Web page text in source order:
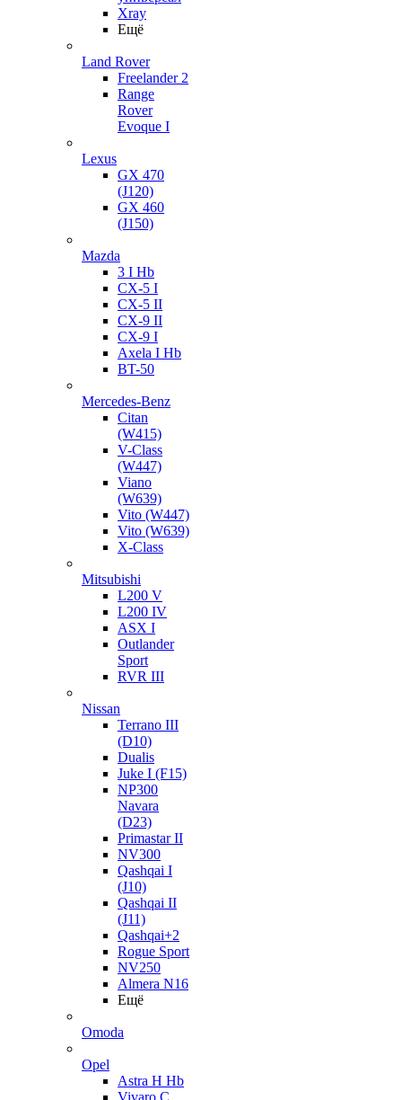
Xray
Ещё
Land Rover
Freelander 2
Range
Rover
Evoque I
Lexus
GX 470
(J120)
GX 460
(J150)
Mazda
3 I Hb
CX-5 I
CX-5 II
CX-9 II
CX-9 I
Axela I Hb
BT-50
Mercedes-Benz
Citan
(W415)
V-Class
(W447)
Viano
(W639)
Vito (W447)
Vito (W639)
X-Class
Mitsubishi
L200 V
L200 IV
ASX I
Outlander
Sport
RVR III
Nissan
Terrano III
(D10)
Dualis
Juke I (F15)
NP300
Navara
(D23)
Primastar II
NV300
Qashqai I
(J10)
Qashqai II
(J11)
Qashqai+2
Rogue Sport
NV250
Almera N16
Ещё
Omoda
Opel
Astra H Hb
Vivaro C